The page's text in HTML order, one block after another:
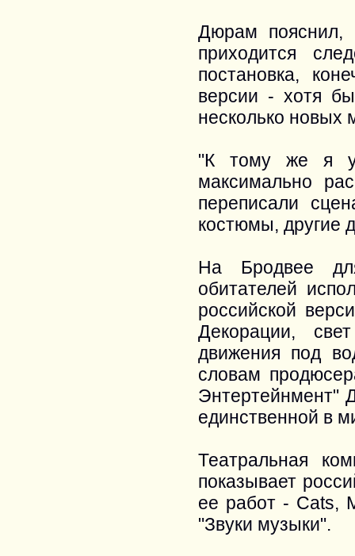
Дюрам пояснил,
приходится
постановка,
версии - хотя
несколько новых
"К тому же я
максимально
переписали
костюмы, другие
На Бродвее
обитателей
российской
Декорации,
движения под
словам
Энтертейнмент"
единственной в
Театральная
показывает
ее работ - Cats,
"Звуки музыки".